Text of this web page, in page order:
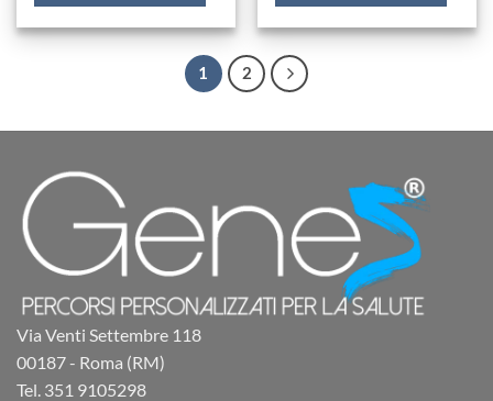
1 2
Via Venti Settembre 118
00187 - Roma (RM)
Tel. 351 9105298